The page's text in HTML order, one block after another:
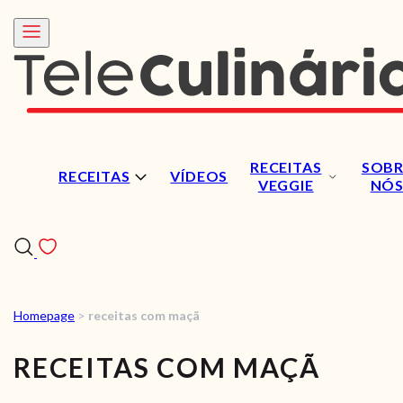
RECEITAS VÍDEOS
RECEITAS
VEGGIE
NÓS
RECEITAS
VÍDEOS
Homepage > receitas com maçã
RECEITAS COM MAÇÃ